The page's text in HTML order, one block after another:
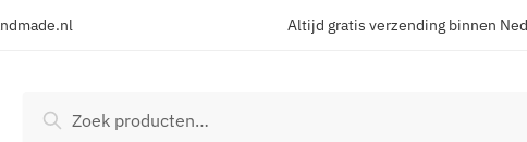
Altijd gratis verzending binnen
Zoeken